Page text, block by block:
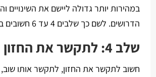
במהירות יותר גדולה ליישם את השינויים
הדרושים. לשם כך שלבים 4 עד 6 חשובים ביותר.
שלב 4: לתקשר את החזון
חשוב לתקשר את החזון, לתקשר אותו